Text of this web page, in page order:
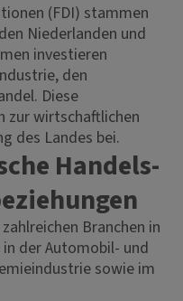
(FDI) stammen
Niederlanden und
investieren
den
Diese
zur wirtschaftlichen
des Landes bei.
Handels-
Branchen in
der Automobil- und
sowie im